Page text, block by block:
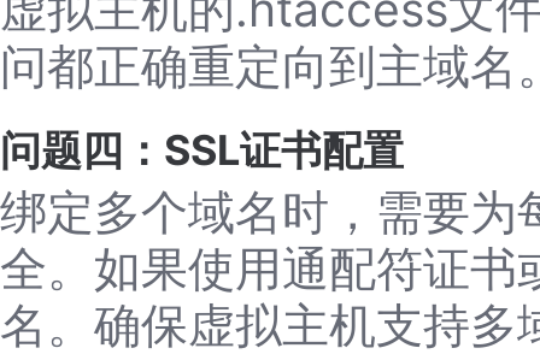
问都正确重定向到主域名
问题四：SSL证书配置
绑定多个域名时，需要为
全。如果使用通配符证
名。确保虚拟主机支持多